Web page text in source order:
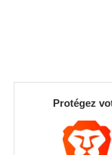
Protégez